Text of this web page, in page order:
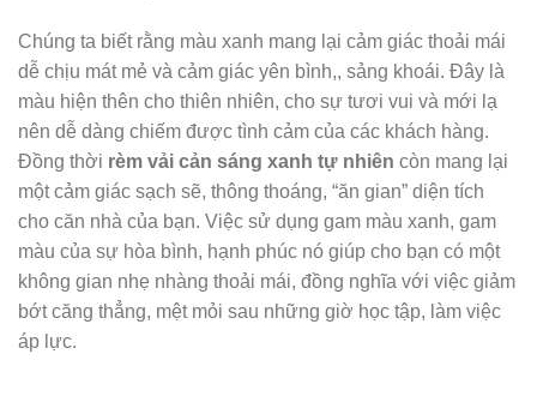
Chúng ta biết rằng màu xanh mang lại cảm giác thoải mái
dễ chịu mát mẻ và cảm giác yên bình,, sảng khoái. Đây là
màu hiện thên cho thiên nhiên, cho sự tươi vui và mới lạ
nên dễ dàng chiếm được tình cảm của các khách hàng.
Đồng thời rèm vải cản sáng xanh tự nhiên còn mang lại
một cảm giác sạch sẽ, thông thoáng, “ăn gian” diện tích
cho căn nhà của bạn. Việc sử dụng gam màu xanh, gam
màu của sự hòa bình, hạnh phúc nó giúp cho bạn có một
không gian nhẹ nhàng thoải mái, đồng nghĩa với việc giảm
bớt căng thẳng, mệt mỏi sau những giờ học tập, làm việc
áp lực.